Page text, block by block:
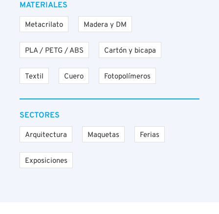
MATERIALES
Metacrilato Madera y DM
PLA / PETG / ABS Cartón y bicapa
Textil Cuero Fotopolímeros
SECTORES
Arquitectura Maquetas Ferias
Exposiciones